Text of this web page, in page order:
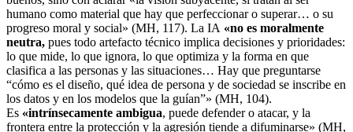
humano como material que hay que perfeccionar o superar… o su
progreso moral y social» (MH, 117). La IA «no es moralmente
neutra, pues todo artefacto técnico implica decisiones y prioridades:
lo que mide, lo que ignora, lo que optimiza y la forma en que
clasifica a las personas y las situaciones… Hay que preguntarse
“cómo es el diseño, qué idea de persona y de sociedad se inscribe en
los datos y en los modelos que la guían”» (MH, 104).
Es «intrínsecamente ambigua, puede defender o atacar, y la
frontera entre la protección y la agresión tiende a difuminarse» (MH,